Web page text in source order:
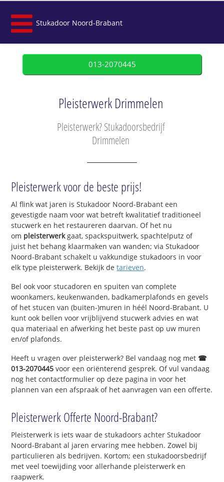
Stukadoor Noord-Brabant
013-2070445
Pleisterwerk Drimmelen
Pleisterwerk? Stukadoorsbedrijf
Drimmelen
Pleisterwerk voor de beste prijs!
Al flink wat jaren is Stukadoor Noord-Brabant een
gevestigde naam voor wat betreft kwalitatief traditioneel
stucwerk en het restaureren daarvan. Of het nu
om pleisterwerkgaat, spackspuitwerk, spachtelputz of
juist het behang klaarmaken van wanden; via Stukadoor
Noord-Brabant schakelt u vakkundige stukadoors in voor
elk type pleisterwerk. Bekijk detarieven.
Bel ook voor stucadoren en spuiten van complete
woonkamers, keukenwanden, badkamerplafonds en gevels
of het stucen van (buiten-)muren in héél Noord-Brabant. U
kunt ook bellen voor vrijblijvend stucwerk advies en wat
qua materiaal en afwerking het beste past op uw muren
en/of plafonds.
Heeft u vragen over pleisterwerk? Bel vandaag nog met ☎
013-2070445 voor een oriënterend gesprek. Of vul vandaag
nog het contactformulier op deze pagina in voor het
plannen van een afspraak of het aanvragen van een offerte.
Pleisterwerk Offerte Noord-Brabant?
Pleisterwerk is iets waar de stukadoors achter Stukadoor
Noord-Brabant al jaren ervaring mee hebben. Zowel bij
particulieren als bedrijven. Kortom; een stukadoorsbedrijf
met veel toewijding voor allerhande pleisterwerk en
raapwerk.